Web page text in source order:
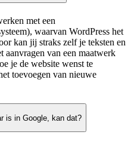
met een
waarvan WordPress het
kan jij straks zelf je teksten en
aanvragen van een maatwerk
je de website wenst te
toevoegen van nieuwe
is in Google, kan dat?